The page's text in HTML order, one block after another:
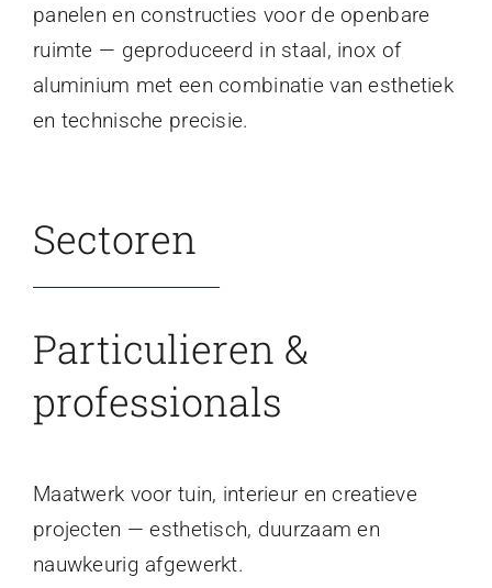
panelen en constructies voor de openbare
ruimte — geproduceerd in staal, inox of
aluminium met een combinatie van esthetiek
en technische precisie.
Sectoren
Particulieren &
professionals
Maatwerk voor tuin, interieur en creatieve
projecten — esthetisch, duurzaam en
nauwkeurig afgewerkt.